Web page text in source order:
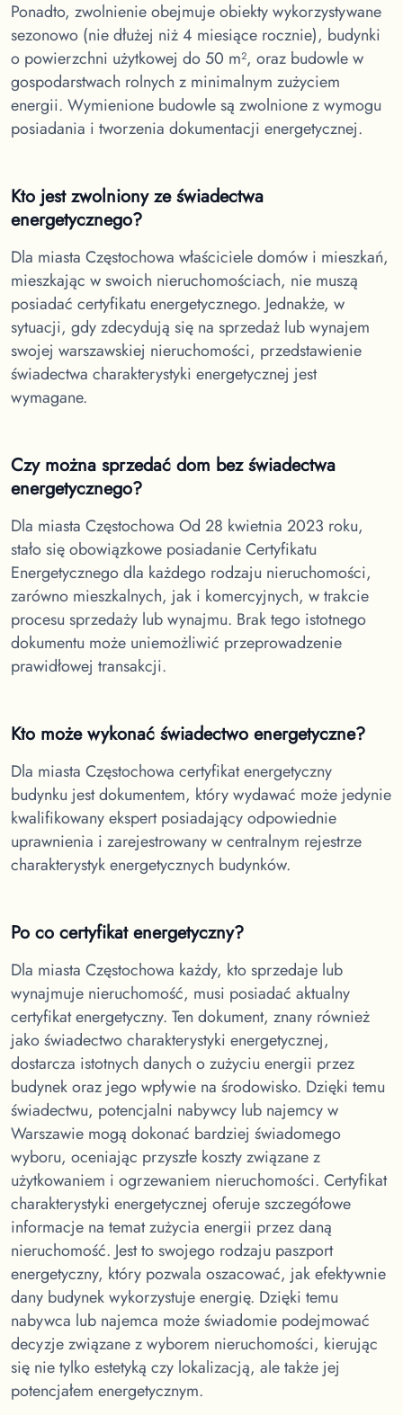
Ponadto, zwolnienie obejmuje obiekty wykorzystywane
sezonowo (nie dłużej niż 4 miesiące rocznie), budynki
o powierzchni użytkowej do 50 m², oraz budowle w
gospodarstwach rolnych z minimalnym zużyciem
energii. Wymienione budowle są zwolnione z wymogu
posiadania i tworzenia dokumentacji energetycznej.
Kto jest zwolniony ze świadectwa
energetycznego?
Dla miasta Częstochowa właściciele domów i mieszkań,
mieszkając w swoich nieruchomościach, nie muszą
posiadać certyfikatu energetycznego. Jednakże, w
sytuacji, gdy zdecydują się na sprzedaż lub wynajem
swojej warszawskiej nieruchomości, przedstawienie
świadectwa charakterystyki energetycznej jest
wymagane.
Czy można sprzedać dom bez świadectwa
energetycznego?
Dla miasta Częstochowa Od 28 kwietnia 2023 roku,
stało się obowiązkowe posiadanie Certyfikatu
Energetycznego dla każdego rodzaju nieruchomości,
zarówno mieszkalnych, jak i komercyjnych, w trakcie
procesu sprzedaży lub wynajmu. Brak tego istotnego
dokumentu może uniemożliwić przeprowadzenie
prawidłowej transakcji.
Kto może wykonać świadectwo energetyczne?
Dla miasta Częstochowa certyfikat energetyczny
budynku jest dokumentem, który wydawać może jedynie
kwalifikowany ekspert posiadający odpowiednie
uprawnienia i zarejestrowany w centralnym rejestrze
charakterystyk energetycznych budynków.
Po co certyfikat energetyczny?
Dla miasta Częstochowa każdy, kto sprzedaje lub
wynajmuje nieruchomość, musi posiadać aktualny
certyfikat energetyczny. Ten dokument, znany również
jako świadectwo charakterystyki energetycznej,
dostarcza istotnych danych o zużyciu energii przez
budynek oraz jego wpływie na środowisko. Dzięki temu
świadectwu, potencjalni nabywcy lub najemcy w
Warszawie mogą dokonać bardziej świadomego
wyboru, oceniając przyszłe koszty związane z
użytkowaniem i ogrzewaniem nieruchomości. Certyfikat
charakterystyki energetycznej oferuje szczegółowe
informacje na temat zużycia energii przez daną
nieruchomość. Jest to swojego rodzaju paszport
energetyczny, który pozwala oszacować, jak efektywnie
dany budynek wykorzystuje energię. Dzięki temu
nabywca lub najemca może świadomie podejmować
decyzje związane z wyborem nieruchomości, kierując
się nie tylko estetyką czy lokalizacją, ale także jej
potencjałem energetycznym.